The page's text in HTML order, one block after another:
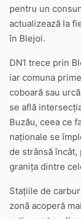
pentru un
actualizează la
în Blejoi.
DN1 trece prin
iar comuna
coboară sau
se află
Buzău, ceea ce
naționale se
de strânsă
granița dintre
Stațiile de
zonă acoperă